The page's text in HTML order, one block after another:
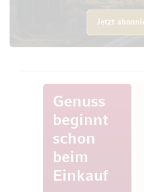
Jetzt
Genuss
beginnt
schon
beim
Einkauf